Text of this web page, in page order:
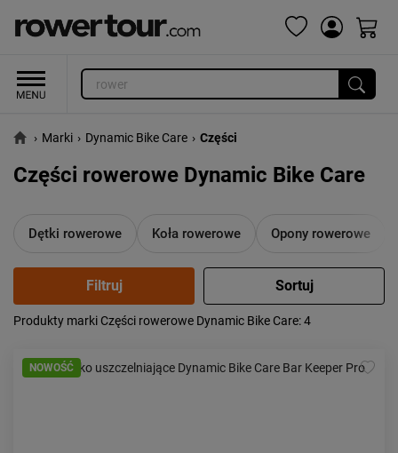
› Marki › Dynamic Bike Care › Części
Części rowerowe Dynamic Bike Care
Dętki rowerowe Koła rowerowe Opony rowerowe
Popularność:
od najwyższej
Produkty marki Części rowerowe Dynamic Bike Care: 4
NOWOŚĆ